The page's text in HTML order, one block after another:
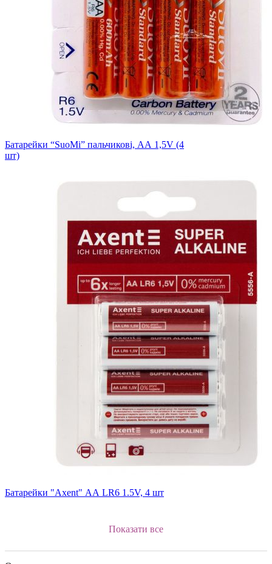
Батарейки “SuoMi” пальчикові, АА 1,5V (4
шт)
Батарейки "Axent" АА LR6 1.5V, 4 шт
Показати все